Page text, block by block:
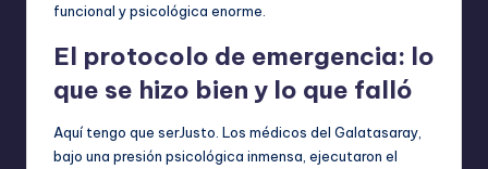
funcional y psicológica enorme.
El protocolo de emergencia: lo
que se hizo bien y lo que falló
Aquí tengo que serJusto. Los médicos del Galatasaray,
bajo una presión psicológica inmensa, ejecutaron el